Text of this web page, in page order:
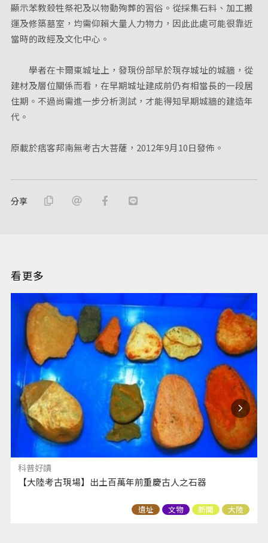
顯示苯教殺牲祭祀及以物動殉葬的習俗。從採集石料、加工搬
運及修築墓室，均需仰賴大量人力物力，因此此處可能很靠近
當時的政經及文化中心。
學者在卡爾東城址上，發現份部早於現存城址的城牆，從
建材及層位關係而看，在早期城址建成前仍有相當長的一段居
住期。不過尚需進一步分析測試，才能得知早期城牆的建造年
代。
原載於痞客邦南無考古大菩薩，2012年9月10日發佈。
分享
看更多
科普好讀
【大陸考古現場】出土百萬年前重慶古人之石器
遺址 文物 新聞 大陸